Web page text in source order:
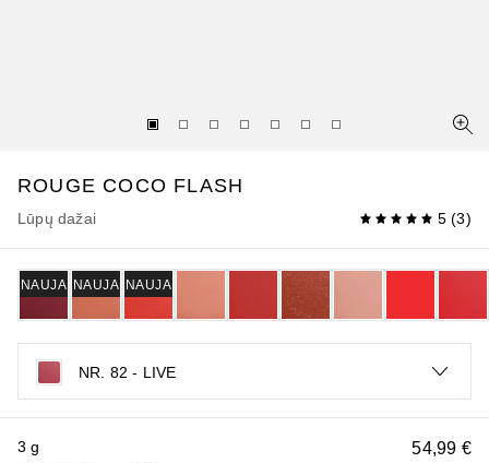
ROUGE COCO FLASH
Lūpų dažai 5 (3)
NAUJA NAUJA NAUJA
NR. 82 - LIVE
54,99 €
3 g